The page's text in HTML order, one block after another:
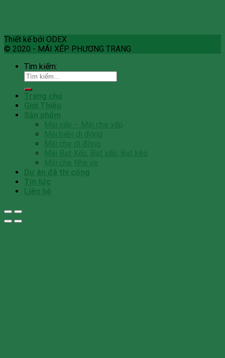
Thiết kế bởi ODEX
© 2020 - MÁI XẾP PHƯƠNG TRANG
Tìm kiếm:
Trang chủ
Giới Thiệu
Sản phẩm
Mái xếp – Mái che xếp
Mái hiên di động
Mái che di động
Mái Bạt Xếp, Bạt xếp, Bạt kéo
Mái che Nhà xe
Dự án đã thi công
Tin tức
Liên hệ